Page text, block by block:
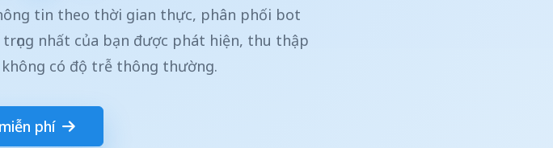
tin theo thời gian thực, phân phối bot
nhất của bạn được phát hiện, thu thập
có độ trễ thông thường.
phí